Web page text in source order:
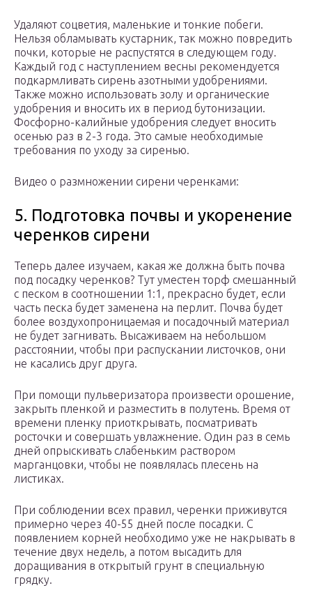
Удаляют соцветия, маленькие и тонкие побеги.
Нельзя обламывать кустарник, так можно повредить
почки, которые не распустятся в следующем году.
Каждый год с наступлением весны рекомендуется
подкармливать сирень азотными удобрениями.
Также можно использовать золу и органические
удобрения и вносить их в период бутонизации.
Фосфорно-калийные удобрения следует вносить
осенью раз в 2-3 года. Это самые необходимые
требования по уходу за сиренью.
Видео о размножении сирени черенками:
5. Подготовка почвы и укоренение
черенков сирени
Теперь далее изучаем, какая же должна быть почва
под посадку черенков? Тут уместен торф смешанный
с песком в соотношении 1:1, прекрасно будет, если
часть песка будет заменена на перлит. Почва будет
более воздухопроницаемая и посадочный материал
не будет загнивать. Высаживаем на небольшом
расстоянии, чтобы при распускании листочков, они
не касались друг друга.
При помощи пульверизатора произвести орошение,
закрыть пленкой и разместить в полутень. Время от
времени пленку приоткрывать, посматривать
росточки и совершать увлажнение. Один раз в семь
дней опрыскивать слабеньким раствором
марганцовки, чтобы не появлялась плесень на
листиках.
При соблюдении всех правил, черенки приживутся
примерно через 40-55 дней после посадки. С
появлением корней необходимо уже не накрывать в
течение двух недель, а потом высадить для
доращивания в открытый грунт в специальную
грядку.